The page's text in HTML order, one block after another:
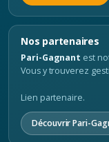
Nos partenaires
Pari-Gagnant est
Vous y trouverez
Lien partenaire.
Découvrir Pari-